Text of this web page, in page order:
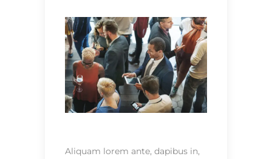
Aliquam lorem ante, dapibus in,